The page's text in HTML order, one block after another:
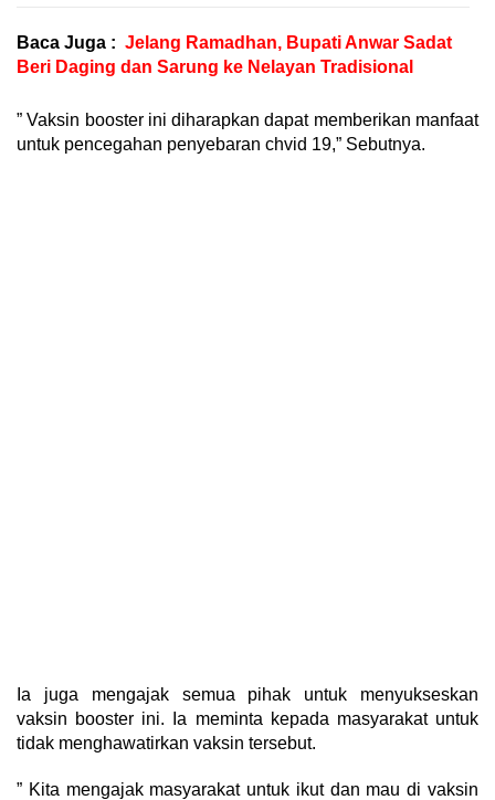
Baca Juga : Jelang Ramadhan, Bupati Anwar Sadat
Beri Daging dan Sarung ke Nelayan Tradisional
” Vaksin booster ini diharapkan dapat memberikan manfaat
untuk pencegahan penyebaran chvid 19,” Sebutnya.
Ia juga mengajak semua pihak untuk menyukseskan
vaksin booster ini. Ia meminta kepada masyarakat untuk
tidak menghawatirkan vaksin tersebut.
” Kita mengajak masyarakat untuk ikut dan mau di vaksin